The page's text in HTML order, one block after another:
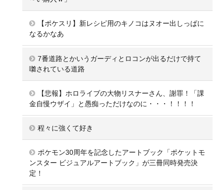
【ポケスリ】新レシピ用のキノコはヌオー出しっぱに
なるかなあ
7番道路とかいうガーディとロコンが出るだけで持て
囃されている道路
【悲報】ホロライブの大物リスナーさん、謝罪！「課
金自慢ウザイ」と愚痴っただけなのに・・・！！！！
程々に強くて好き
ポケモン30周年を記念したアートブック「ポケットモ
ンスター ビジュアルアートブック」が三冊同時発売決
定！